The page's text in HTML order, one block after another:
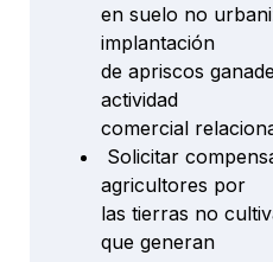
en suelo no
implantación
de apriscos
actividad
comercial
Solicitar
agricultores por
las tierras no
que generan